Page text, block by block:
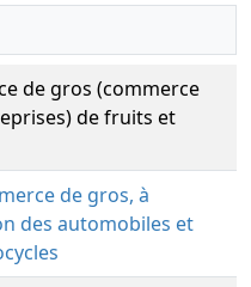
de gros (commerce
de fruits et
de gros, à
des automobiles et